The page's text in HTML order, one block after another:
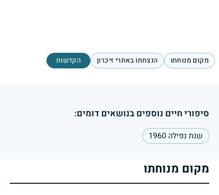
מקום מנוחתו הנצחתו באתרי זיכרון הקדשות
סיפורי חיים נוספים בנושאים דומים:
שנת נפילה 1960
מקום מנוחתו